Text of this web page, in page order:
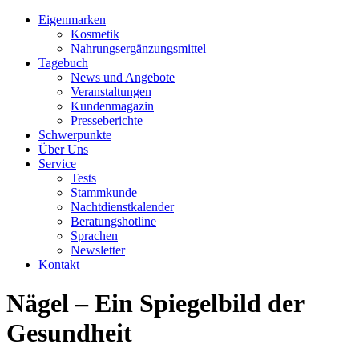
Eigenmarken
Kosmetik
Nahrungsergänzungsmittel
Tagebuch
News und Angebote
Veranstaltungen
Kundenmagazin
Presseberichte
Schwerpunkte
Über Uns
Service
Tests
Stammkunde
Nachtdienstkalender
Beratungshotline
Sprachen
Newsletter
Kontakt
Nägel – Ein Spiegelbild der
Gesundheit